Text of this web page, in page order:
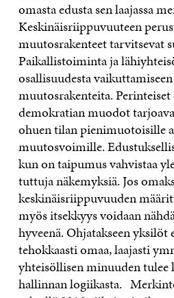
omasta edusta sen laajassa
Keskinäisriippuvuuteen
muutosrakenteet tarvitsevat
Paikallistoiminta ja
osallisuudesta
muutosrakenteita.
demokratian muodot
ohuen tilan pienimuotoisille
muutosvoimille.
kun on taipumus vahvistaa
tuttuja näkemyksiä. Jos
keskinäisriippuvuuden
myös itsekkyys voidaan
hyveenä. Ohjatakseen yksilöt
tehokkaasti omaa, laajasti
yhteisöllisen minuuden
hallinnan logiikasta.